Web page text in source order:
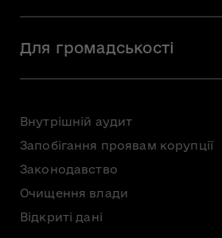
Вакансії
Мистецька освіта
Для громадськості
Громадська рада
Консультації з громадськістю
Доступ до публічної інформації
Безоплатна первинна
Внутрішній аудит
Запобігання проявам корупції
Законодавство
Очищення влади
Відкриті дані